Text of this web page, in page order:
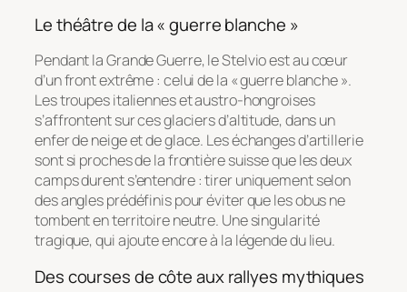
Le théâtre de la « guerre blanche »
Pendant la Grande Guerre, le Stelvio est au cœur
d’un front extrême : celui de la « guerre blanche ».
Les troupes italiennes et austro-hongroises
s’affrontent sur ces glaciers d’altitude, dans un
enfer de neige et de glace. Les échanges d’artillerie
sont si proches de la frontière suisse que les deux
camps durent s’entendre : tirer uniquement selon
des angles prédéfinis pour éviter que les obus ne
tombent en territoire neutre. Une singularité
tragique, qui ajoute encore à la légende du lieu.
Des courses de côte aux rallyes mythiques